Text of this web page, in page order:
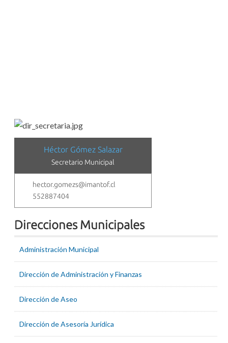
Héctor Gómez Salazar
Secretario Municipal
hector.gomezs@imantof.cl
552887404
Direcciones Municipales
Administración Municipal
Dirección de Administración y Finanzas
Dirección de Aseo
Dirección de Asesoría Jurídica